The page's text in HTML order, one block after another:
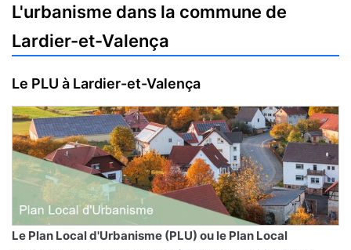
L'urbanisme dans la commune de
Lardier-et-Valença
Le PLU à Lardier-et-Valença
Le Plan Local d'Urbanisme (PLU) ou le Plan Local